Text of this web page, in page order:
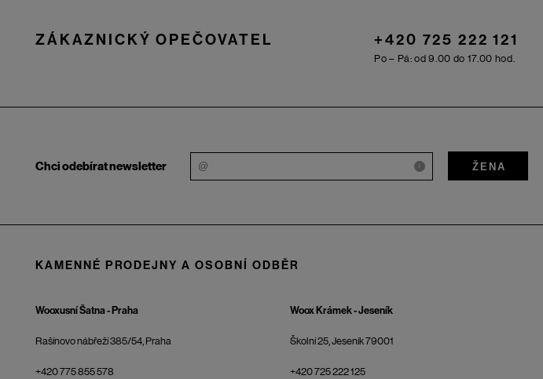
ZÁKAZNICKÝ OPEČOVATEL +420 725 222 121
Po – Pá: od 9.00 do 17.00 hod.
Chci odebírat newsletter i ŽENA
KAMENNÉ PRODEJNY A OSOBNÍ ODBĚR
Wooxusní Šatna - Praha
Rašínovo nábřeží 385/54, Praha
+420 775 855 578
Woox Krámek - Jeseník
Školní 25, Jeseník 79001
+420 725 222 125